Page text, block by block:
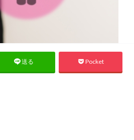
送る Pocket